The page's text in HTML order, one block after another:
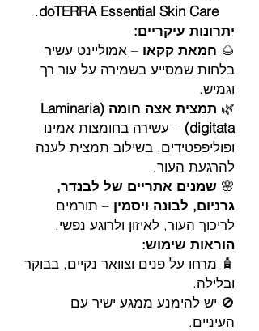
doTERRA Essential Skin Care
.
יתרונות עיקריים:
🌰 חמאת קקאו – אמוליינט עשיר
בלחות שמסייע בשמירה על עור רך
וגמיש.
🌿
תמצית אצה חומה (Laminaria
digitata) – עשירה בחומצות אמינו
ופוליפפטידים, בשילוב תמצית לענה
להרגעת העור.
🌸 שמנים אתריים של לבנדר,
גרניום, לבונה ויסמין – תורמים
לריכוך העור, לאיזון ולרוגע נפשי.
הוראות שימוש:
🧴 מרחו על פנים וצוואר נקיים, בבוקר
ובלילה.
🚫 יש להימנע ממגע ישיר עם
העיניים.